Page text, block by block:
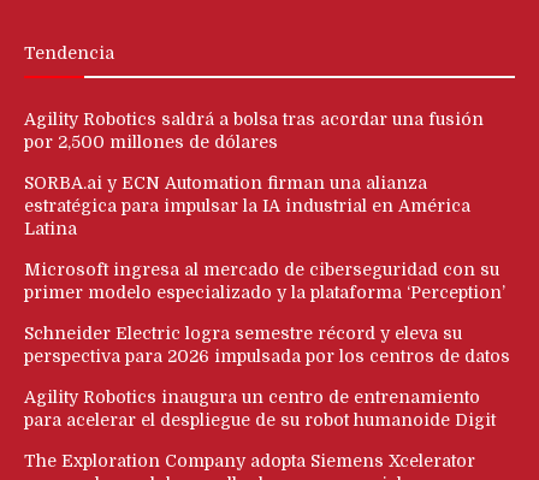
Tendencia
Agility Robotics saldrá a bolsa tras acordar una fusión
por 2,500 millones de dólares
SORBA.ai y ECN Automation firman una alianza
estratégica para impulsar la IA industrial en América
Latina
Microsoft ingresa al mercado de ciberseguridad con su
primer modelo especializado y la plataforma ‘Perception’
Schneider Electric logra semestre récord y eleva su
perspectiva para 2026 impulsada por los centros de datos
Agility Robotics inaugura un centro de entrenamiento
para acelerar el despliegue de su robot humanoide Digit
The Exploration Company adopta Siemens Xcelerator